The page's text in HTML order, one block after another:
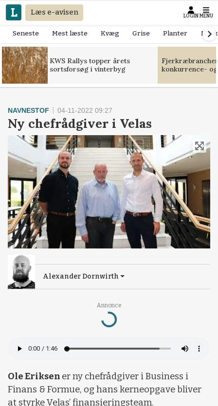
Læs e-avisen LOGIN MENU
Seneste Mest læste Kvæg Grise Planter
KWS Rallys topper årets
sortsforsøg i vinterbyg
konkurrence-
Annonce
Loading...
NAVNESTOF 04-11-2022 09:27
Ny chefrådgiver i Velas
Alexander Dornwirth
Ole Eriksen er ny chefrådgiver i Business i
Finans & Formue, og hans kerneopgave bliver
at styrke Velas’ finansieringsteam.